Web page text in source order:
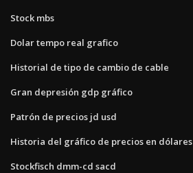
Stock mbs
Dolar tempo real grafico
Historial de tipo de cambio de cable
Gran depresión gdp gráfico
Patrón de precios jd usd
Historia del gráfico de precios en dólares
Stockfisch dmm-cd sacd